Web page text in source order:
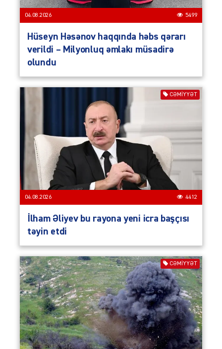
04.08.2026 5499
Hüseyn Həsənov haqqında həbs qərarı
verildi – Milyonluq əmlakı müsadirə
olundu
CƏMIYYƏT
04.08.2026 4412
İlham Əliyev bu rayona yeni icra başçısı
təyin etdi
CƏMIYYƏT